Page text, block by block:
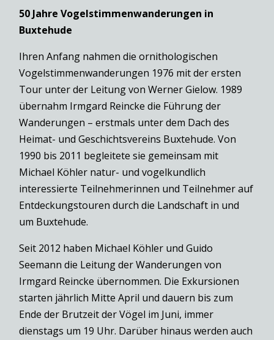
50 Jahre Vogelstimmenwanderungen in
Buxtehude
Ihren Anfang nahmen die ornithologischen
Vogelstimmenwanderungen 1976 mit der ersten
Tour unter der Leitung von Werner Gielow. 1989
übernahm Irmgard Reincke die Führung der
Wanderungen – erstmals unter dem Dach des
Heimat- und Geschichtsvereins Buxtehude. Von
1990 bis 2011 begleitete sie gemeinsam mit
Michael Köhler natur- und vogelkundlich
interessierte Teilnehmerinnen und Teilnehmer auf
Entdeckungstouren durch die Landschaft in und
um Buxtehude.
Seit 2012 haben Michael Köhler und Guido
Seemann die Leitung der Wanderungen von
Irmgard Reincke übernommen. Die Exkursionen
starten jährlich Mitte April und dauern bis zum
Ende der Brutzeit der Vögel im Juni, immer
dienstags um 19 Uhr. Darüber hinaus werden auch